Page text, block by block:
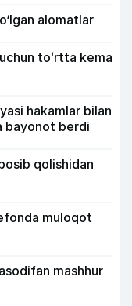
alomatlar
toʻrtta kema
hakamlar bilan
bayonot berdi
qolishidan
muloqot
mashhur